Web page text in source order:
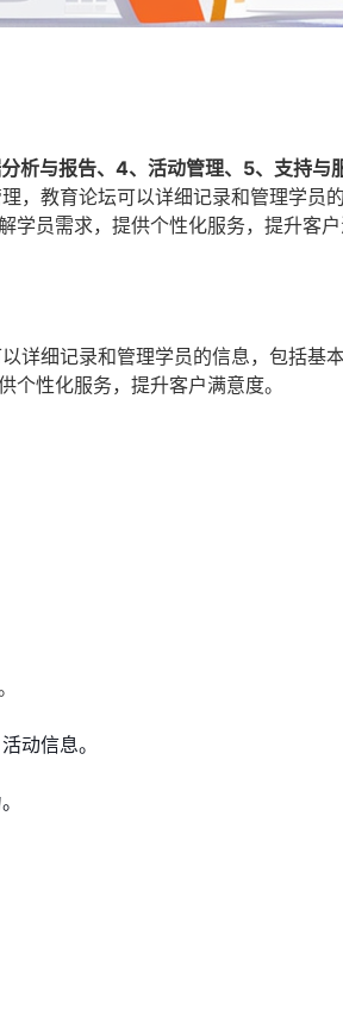
析与报告、4、活动管理、5、支持与
，教育论坛可以详细记录和管理学员
员需求，提供个性化服务，提升客户
详细记录和管理学员的信息，包括基
性化服务，提升客户满意度。
动信息。